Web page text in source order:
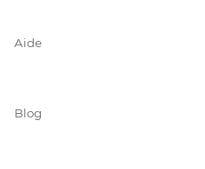
Aide
Blog